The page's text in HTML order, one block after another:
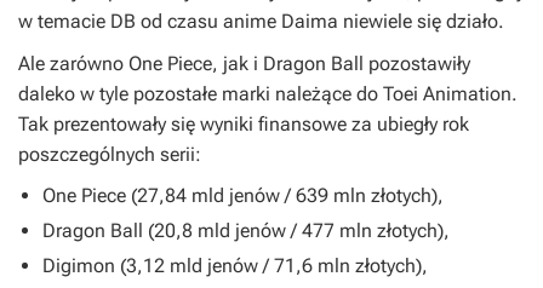
w temacie DB od czasu anime Daima niewiele się działo.
Ale zarówno One Piece, jak i Dragon Ball pozostawiły
daleko w tyle pozostałe marki należące do Toei Animation.
Tak prezentowały się wyniki finansowe za ubiegły rok
poszczególnych serii:
One Piece (27,84 mld jenów / 639 mln złotych),
Dragon Ball (20,8 mld jenów / 477 mln złotych),
Digimon (3,12 mld jenów / 71,6 mln złotych),